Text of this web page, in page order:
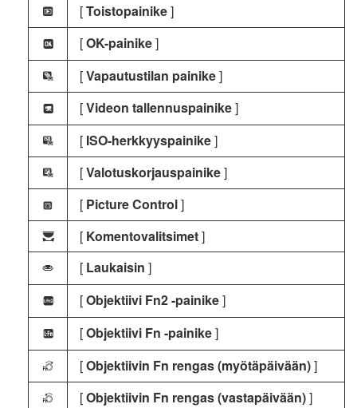
I [Toistopainike]
k [OK-painike]
G [Vapautustilan painike]
z [Videon tallennuspainike]
K [ ISO-herkkyyspainike]
J [Valotuskorjauspainike]
x [ Picture Control]
y [ Komentovalitsimet]
G [ Laukaisin ]
3 [Objektiivi Fn2 -painike]
S [Objektiivi Fn -painike]
L [Objektiivin Fn rengas (myötäpäivään)]
M [Objektiivin Fn rengas (vastapäivään)]